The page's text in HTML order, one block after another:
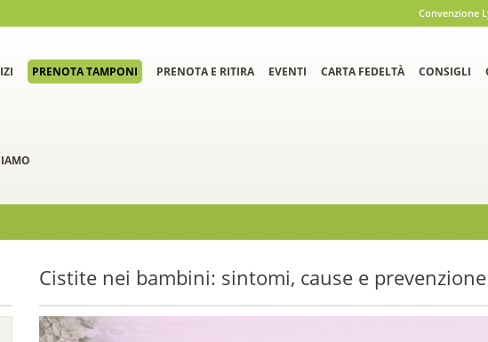
Convenzione
PRENOTA TAMPONI PRENOTA E RITIRA EVENTI CARTA FEDELTÀ CONSIGLI
Cistite nei bambini: sintomi, cause e prevenzione